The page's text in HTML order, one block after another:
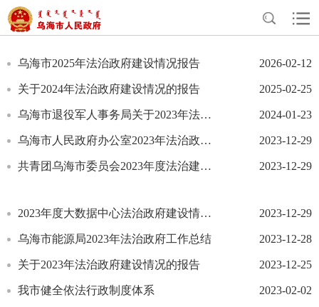
首页>政务公开 > 基本信息公开
2026-02-12
乌海市2025年法治政府建设情况报告
2025-02-25
关于2024年法治政府建设情况的报告
2024-01-23
乌海市退役军人事务局关于2023年法治政府建设工作情况的报告
2023-12-29
乌海市人民政府办公室2023年法治政府建设工作报告
2023-12-29
共青团乌海市委员会2023年度法治建设工作报告
2023-12-29
2023年度大数据中心法治政府建设情况工作报告
2023-12-28
乌海市能源局2023年法治政府工作总结
2023-12-25
关于2023年法治政府建设情况的报告
2023-02-02
我市健全依法行政制度体系